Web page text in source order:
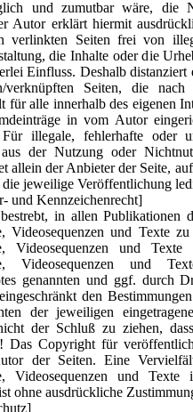
und zumutbar wäre, die
Autor erklärt hiermit
verlinkten Seiten frei von
die Inhalte oder die
Einfluss. Deshalb
verknüpften Seiten, die
für alle innerhalb des eigenen
in vom Autor
illegale, fehlerhafte oder
der Nutzung oder
allein der Anbieter der Seite,
jeweilige Veröffentlichung
und Kennzeichenrecht]
in allen Publikationen
Videosequenzen und Texte
Videosequenzen und
Videosequenzen und
genannten und ggf. durch
den
der jeweiligen
der Schluß zu ziehen,
Das Copyright für
der Seiten. Eine
Videosequenzen und
ohne ausdrückliche